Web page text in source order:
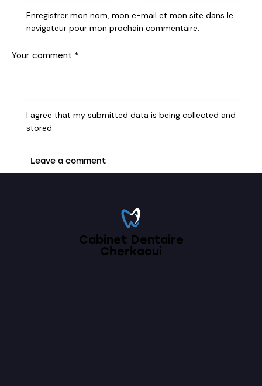
Enregistrer mon nom, mon e-mail et mon site dans le
navigateur pour mon prochain commentaire.
I agree that my submitted data is being collected and
stored.
Cabinet Dentaire
Cherkaoui